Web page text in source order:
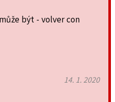
být - volver con
14. 1. 2020